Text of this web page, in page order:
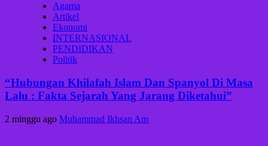
Agama
Artikel
Ekonomi
INTERNASIONAL
PENDIDIKAN
Politik
“Hubungan Khilafah Islam Dan Spanyol Di Masa
Lalu : Fakta Sejarah Yang Jarang Diketahui”
2 minggu ago Muhammad Ikhsan Am